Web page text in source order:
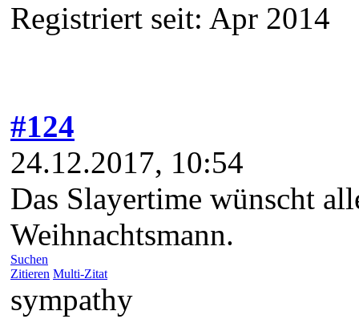
Registriert seit: Apr 2014
#124
24.12.2017, 10:54
Das Slayertime wünscht
Weihnachtsmann.
Suchen
Zitieren Multi-Zitat
sympathy